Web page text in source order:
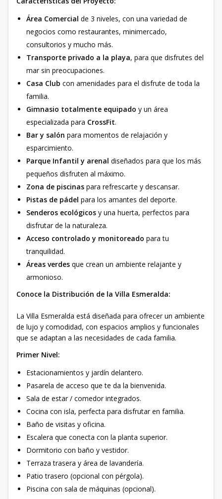
Área Comercial de 3 niveles, con una variedad de
negocios como restaurantes, minimercado,
consultorios y mucho más.
Transporte privado a la playa, para que disfrutes del
mar sin preocupaciones.
Casa Club con amenidades para el disfrute de toda la
familia.
Gimnasio totalmente equipado y un área
especializada para CrossFit.
Bar y salón para momentos de relajación y
esparcimiento.
Parque Infantil y arenal diseñados para que los más
pequeños disfruten al máximo.
Zona de piscinas para refrescarte y descansar.
Pistas de pádel para los amantes del deporte.
Senderos ecológicos y una huerta, perfectos para
disfrutar de la naturaleza.
Acceso controlado y monitoreado para tu
tranquilidad.
Áreas verdes que crean un ambiente relajante y
armonioso.
Conoce la Distribución de la Villa Esmeralda:
La Villa Esmeralda está diseñada para ofrecer un ambiente
de lujo y comodidad, con espacios amplios y funcionales
que se adaptan a las necesidades de cada familia.
Primer Nivel:
Estacionamientos y jardín delantero.
Pasarela de acceso que te da la bienvenida.
Sala de estar / comedor integrados.
Cocina con isla, perfecta para disfrutar en familia.
Baño de visitas y oficina.
Escalera que conecta con la planta superior.
Dormitorio con baño y vestidor.
Terraza trasera y área de lavandería.
Patio trasero (opcional con pérgola).
Piscina con sala de máquinas (opcional).